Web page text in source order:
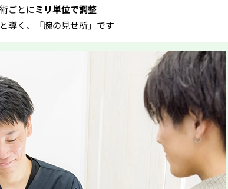
ごとにミリ単位で調整
と導く、「腕の見せ所」です